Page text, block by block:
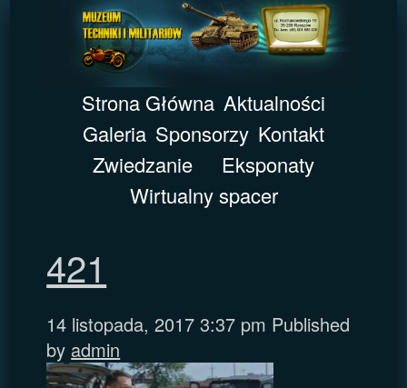
Strona Główna Aktualności
Galeria Sponsorzy Kontakt
Zwiedzanie
Eksponaty
Wirtualny spacer
421
14 listopada, 2017 3:37 pm Published
by admin